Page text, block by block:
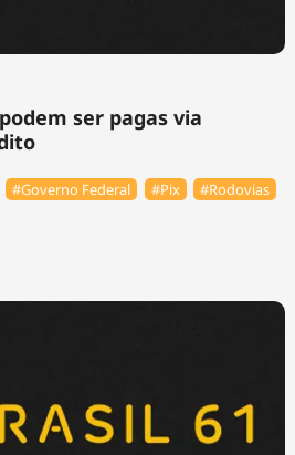
ser pagas via
#Governo Federal #Pix
#Rodovias